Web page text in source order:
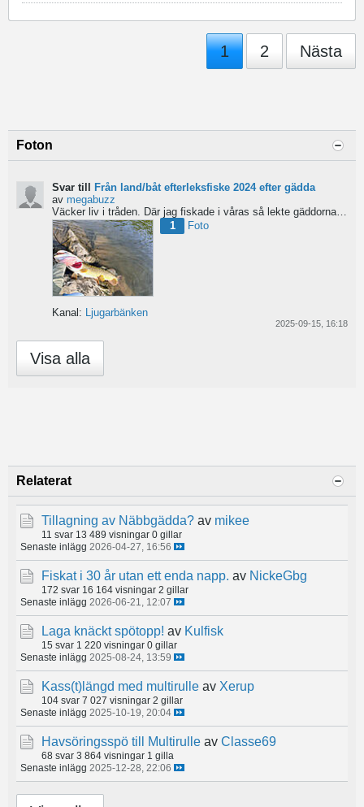
1 2 Nästa
Foton
Svar till
Från land/båt efterleksfiske 2024 efter gädda
av megabuzz
Väcker liv i tråden. Där jag fiskade i våras så lekte gäddorna från början av mars hela vägen in i juni...
1
Foto
Kanal: Ljugarbänken
2025-09-15, 16:18
Visa alla
Relaterat
Tillagning av Näbbgädda? av mikee
11 svar 13 489 visningar 0 gillar
Senaste inlägg 2026-04-27, 16:56
Fiskat i 30 år utan ett enda napp. av NickeGbg
172 svar 16 164 visningar 2 gillar
Senaste inlägg 2026-06-21, 12:07
Laga knäckt spötopp! av Kulfisk
15 svar 1 220 visningar 0 gillar
Senaste inlägg 2025-08-24, 13:59
Kass(t)längd med multirulle av Xerup
104 svar 7 027 visningar 2 gillar
Senaste inlägg 2025-10-19, 20:04
Havsöringsspö till Multirulle av Classe69
68 svar 3 864 visningar 1 gilla
Senaste inlägg 2025-12-28, 22:06